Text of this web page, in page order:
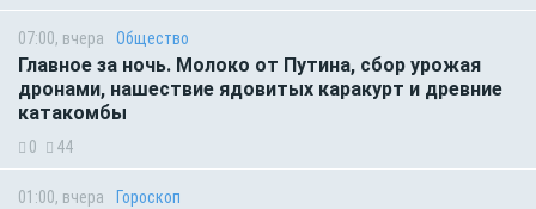
07:00, вчера Общество
Главное за ночь. Молоко от Путина, сбор урожая
дронами, нашествие ядовитых каракурт и древние
катакомбы
0 44
01:00, вчера Гороскоп